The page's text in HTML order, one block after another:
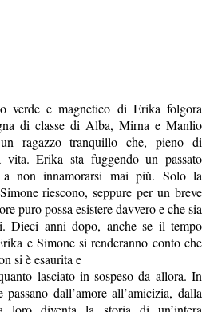
verde e magnetico di Erika folgora
di classe di Alba, Mirna e Manlio
ragazzo tranquillo che, pieno di
vita. Erika sta fuggendo un passato
non innamorarsi mai più. Solo la
riescono, seppure per un breve
puro possa esistere davvero e che sia
Dieci anni dopo, anche se il tempo
e Simone si renderanno conto che
si è esaurita e
lasciato in sospeso da allora. In
dall’amore all’amicizia, dalla